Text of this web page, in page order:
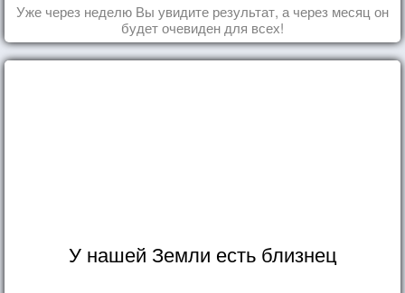
Уже через неделю Вы увидите результат, а через месяц он
будет очевиден для всех!
У нашей Земли есть близнец